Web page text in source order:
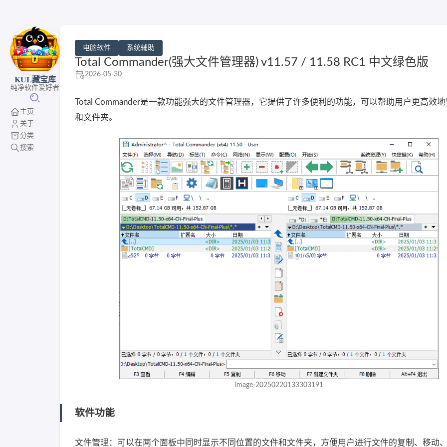
KUL藏宝库
纯净软件爱好者
主页
关于
分类
搜索
电脑软件 系统辅助
Total Commander(强大文件管理器) v11.57 / 11.58 RC1 中文绿色版
2026-05-30
Total Commander是一款功能强大的文件管理器，它提供了许多便利的功能，可以帮助用户更高效
和文件夹。
image-20250220133303191
软件功能
文件管理：可以在两个面板中同时显示不同位置的文件和文件夹，方便用户进行文件的复制、移动